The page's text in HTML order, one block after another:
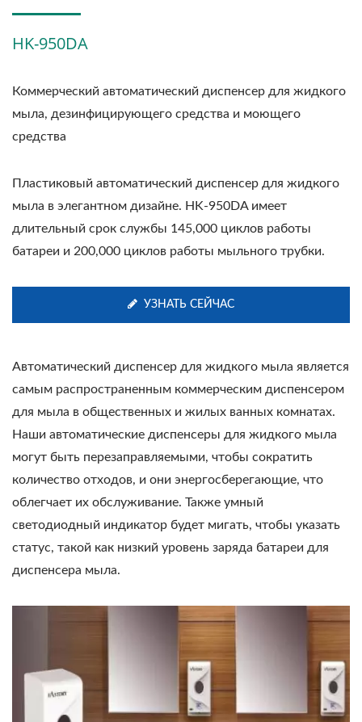
HK-950DA
Коммерческий автоматический диспенсер для жидкого
мыла, дезинфицирующего средства и моющего
средства
Пластиковый автоматический диспенсер для жидкого
мыла в элегантном дизайне. HK-950DA имеет
длительный срок службы 145,000 циклов работы
батареи и 200,000 циклов работы мыльного трубки.
УЗНАТЬ СЕЙЧАС
Автоматический диспенсер для жидкого мыла является
самым распространенным коммерческим диспенсером
для мыла в общественных и жилых ванных комнатах.
Наши автоматические диспенсеры для жидкого мыла
могут быть перезаправляемыми, чтобы сократить
количество отходов, и они энергосберегающие, что
облегчает их обслуживание. Также умный
светодиодный индикатор будет мигать, чтобы указать
статус, такой как низкий уровень заряда батареи для
диспенсера мыла.